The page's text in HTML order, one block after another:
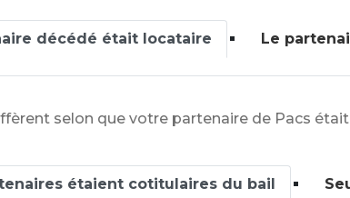
décédé était locataire Le
selon que votre partenaire de Pacs
étaient cotitulaires du bail